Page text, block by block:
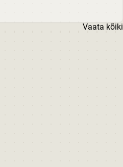
Vaata kõiki